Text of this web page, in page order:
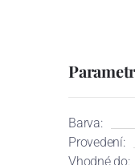
Barva:
Provedení:
Vhodné do: